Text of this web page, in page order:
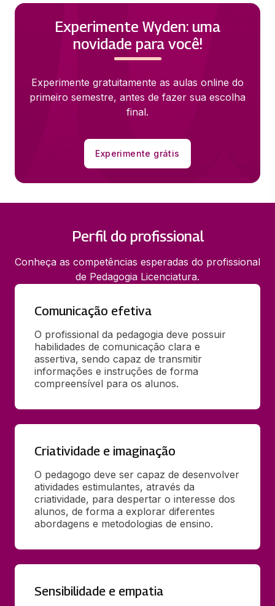
Experimente Wyden: uma
novidade para você!
Experimente gratuitamente as aulas online do
primeiro semestre, antes de fazer sua escolha
final.
Experimente grátis
Perfil do profissional
Conheça as competências esperadas do profissional
de Pedagogia Licenciatura.
Comunicação efetiva
O profissional da pedagogia deve possuir
habilidades de comunicação clara e
assertiva, sendo capaz de transmitir
informações e instruções de forma
compreensível para os alunos.
Criatividade e imaginação
O pedagogo deve ser capaz de desenvolver
atividades estimulantes, através da
criatividade, para despertar o interesse dos
alunos, de forma a explorar diferentes
abordagens e metodologias de ensino.
Sensibilidade e empatia